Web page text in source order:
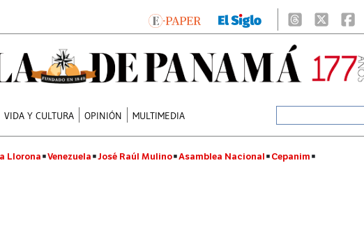
VIDA Y CULTURA OPINIÓN MULTIMEDIA
Llorona Venezuela José Raúl Mulino Asamblea Nacional Cepanim